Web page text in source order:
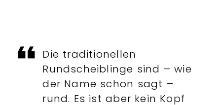
Die traditionellen
Rundscheiblinge sind – wie
der Name schon sagt –
rund. Es ist aber kein Kopf